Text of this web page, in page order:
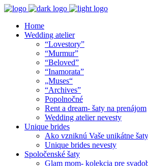
Home
Wedding atelier
“Lovestory”
“Murmur”
“Beloved”
“Inamorata”
„Muses“
“Archives”
Popolnočné
Rent a dream- šaty na prenájom
Wedding atelier nevesty
Unique brides
Ako vzniknú Vaše unikátne
Unique brides nevesty
Spoločenské šaty
Glam mom- kolekcia pre